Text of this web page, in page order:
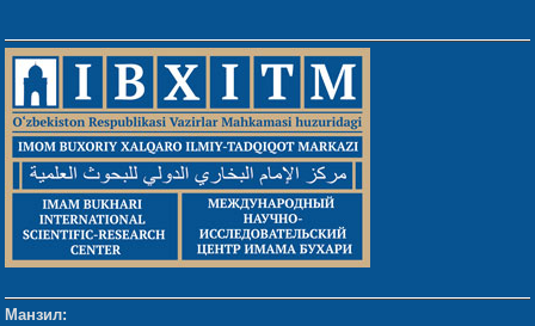
Манзил: